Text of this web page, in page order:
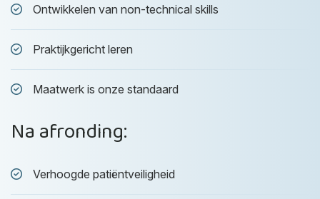
Ontwikkelen van non-technical skills
Praktijkgericht leren
Maatwerk is onze standaard
Na afronding:
Verhoogde patiëntveiligheid